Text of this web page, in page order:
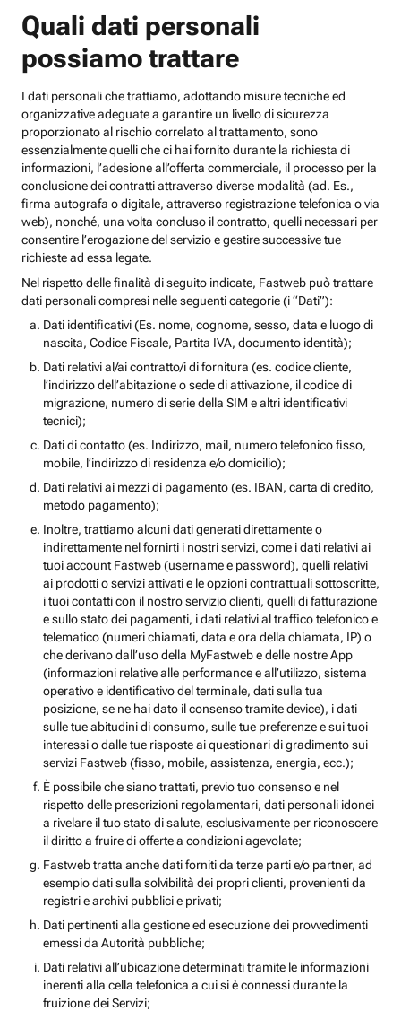
Quali dati personali
possiamo trattare
I dati personali che trattiamo, adottando misure tecniche ed
organizzative adeguate a garantire un livello di sicurezza
proporzionato al rischio correlato al trattamento, sono
essenzialmente quelli che ci hai fornito durante la richiesta di
informazioni, l’adesione all’offerta commerciale, il processo per la
conclusione dei contratti attraverso diverse modalità (ad. Es.,
firma autografa o digitale, attraverso registrazione telefonica o via
web), nonché, una volta concluso il contratto, quelli necessari per
consentire l’erogazione del servizio e gestire successive tue
richieste ad essa legate.
Nel rispetto delle finalità di seguito indicate, Fastweb può trattare
dati personali compresi nelle seguenti categorie (i “Dati”):
Dati identificativi (Es. nome, cognome, sesso, data e luogo di
nascita, Codice Fiscale, Partita IVA, documento identità);
Dati relativi al/ai contratto/i di fornitura (es. codice cliente,
l’indirizzo dell’abitazione o sede di attivazione, il codice di
migrazione, numero di serie della SIM e altri identificativi
tecnici);
Dati di contatto (es. Indirizzo, mail, numero telefonico fisso,
mobile, l’indirizzo di residenza e/o domicilio);
Dati relativi ai mezzi di pagamento (es. IBAN, carta di credito,
metodo pagamento);
Inoltre, trattiamo alcuni dati generati direttamente o
indirettamente nel fornirti i nostri servizi, come i dati relativi ai
tuoi account Fastweb (username e password), quelli relativi
ai prodotti o servizi attivati e le opzioni contrattuali sottoscritte,
i tuoi contatti con il nostro servizio clienti, quelli di fatturazione
e sullo stato dei pagamenti, i dati relativi al traffico telefonico e
telematico (numeri chiamati, data e ora della chiamata, IP) o
che derivano dall’uso della MyFastweb e delle nostre App
(informazioni relative alle performance e all’utilizzo, sistema
operativo e identificativo del terminale, dati sulla tua
posizione, se ne hai dato il consenso tramite device), i dati
sulle tue abitudini di consumo, sulle tue preferenze e sui tuoi
interessi o dalle tue risposte ai questionari di gradimento sui
servizi Fastweb (fisso, mobile, assistenza, energia, ecc.);
È possibile che siano trattati, previo tuo consenso e nel
rispetto delle prescrizioni regolamentari, dati personali idonei
a rivelare il tuo stato di salute, esclusivamente per riconoscere
il diritto a fruire di offerte a condizioni agevolate;
Fastweb tratta anche dati forniti da terze parti e/o partner, ad
esempio dati sulla solvibilità dei propri clienti, provenienti da
registri e archivi pubblici e privati;
Dati pertinenti alla gestione ed esecuzione dei provvedimenti
emessi da Autorità pubbliche;
Dati relativi all’ubicazione determinati tramite le informazioni
inerenti alla cella telefonica a cui si è connessi durante la
fruizione dei Servizi;